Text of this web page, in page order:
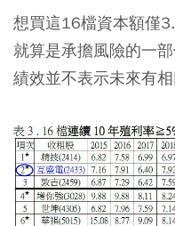
想買這16檔資本額僅
就算是承擔風險的一
績效並不表示未來有